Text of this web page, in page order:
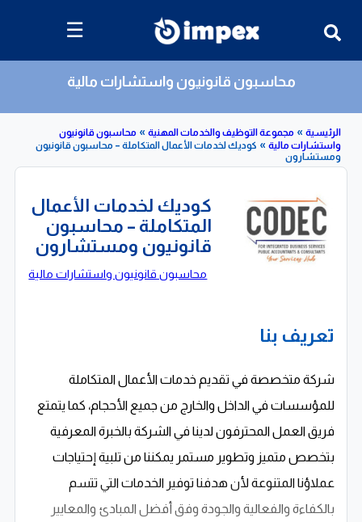
☰
محاسبون قانونيون واستشارات مالية
»
مجموعة التوظيف والخدمات المهنية
»
محاسبون قانونيون
مالية
»
كوديك لخدمات الأعمال المتكاملة – محاسبون قانونيون
كوديك لخدمات الأعمال
المتكاملة – محاسبون
قانونيون ومستشارون
تعريف بنا
شركة متخصصة في تقديم خدمات الأعمال المتكاملة
للمؤسسات في الداخل والخارج من جميع الأحجام، كما يتمتع
فريق العمل المحترفون لدينا في الشركة بالخبرة المعرفية
بتخصص متميز وتطوير مستمر يمكننا من تلبية إحتياجات
عملاؤنا المتنوعة لأن هدفنا توفير الخدمات التي تتسم
بالكفاءة والفعالية والجودة وفق أفضل المبادئ والمعايير